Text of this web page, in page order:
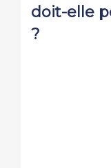
doit-elle
?